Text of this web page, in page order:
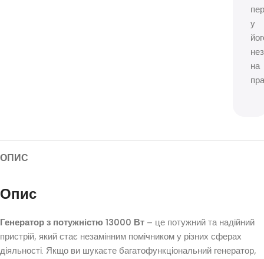
у
на
ОПИС
Опис
Генератор з потужністю 13000 Вт – це потужний та надійний
пристрій, який стає незамінним помічником у різних сферах
діяльності. Якщо ви шукаєте багатофункціональний генератор,